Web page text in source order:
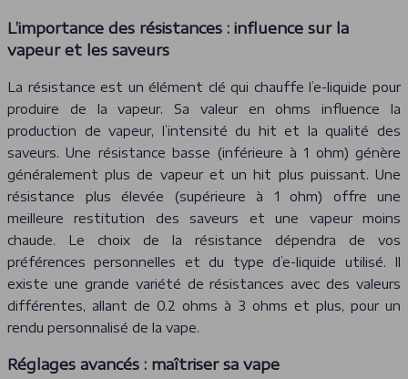
L’importance des résistances : influence sur la
vapeur et les saveurs
La résistance est un élément clé qui chauffe l’e-liquide pour
produire de la vapeur. Sa valeur en ohms influence la
production de vapeur, l’intensité du hit et la qualité des
saveurs. Une résistance basse (inférieure à 1 ohm) génère
généralement plus de vapeur et un hit plus puissant. Une
résistance plus élevée (supérieure à 1 ohm) offre une
meilleure restitution des saveurs et une vapeur moins
chaude. Le choix de la résistance dépendra de vos
préférences personnelles et du type d’e-liquide utilisé. Il
existe une grande variété de résistances avec des valeurs
différentes, allant de 0.2 ohms à 3 ohms et plus, pour un
rendu personnalisé de la vape.
Réglages avancés : maîtriser sa vape